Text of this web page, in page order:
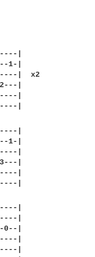
|
1-|
|  x2
|
|
|
|
1-|
|
|
|
|
|
|
|
|
|